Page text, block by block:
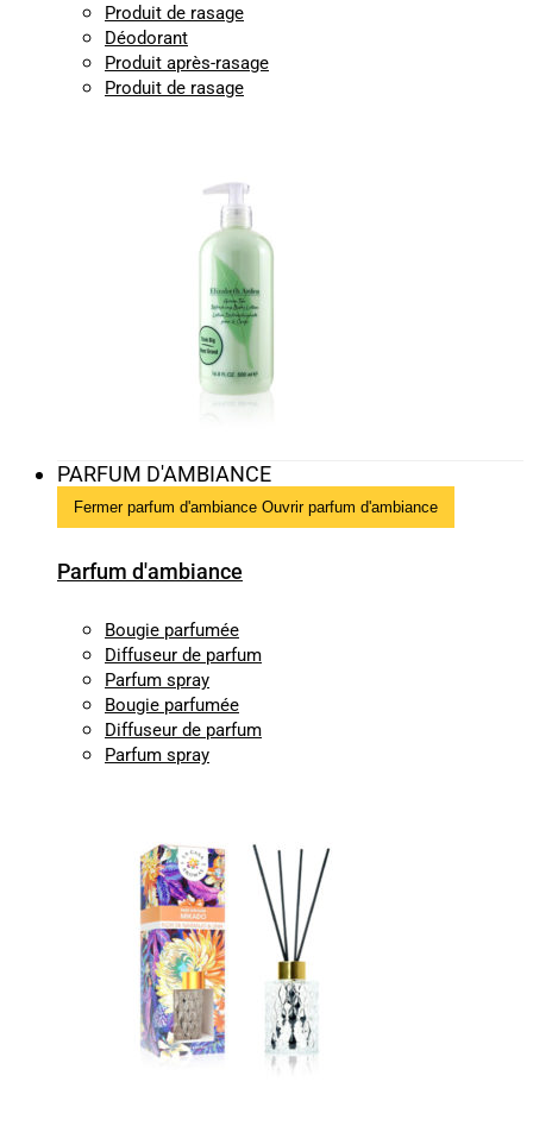
Produit de rasage
Déodorant
Produit après-rasage
Produit de rasage
PARFUM D'AMBIANCE
Fermer parfum d'ambiance Ouvrir parfum d'ambiance
Parfum d'ambiance
Bougie parfumée
Diffuseur de parfum
Parfum spray
Bougie parfumée
Diffuseur de parfum
Parfum spray